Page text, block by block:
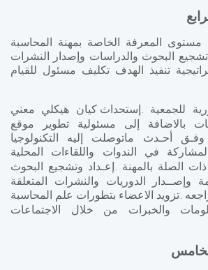
مستوى المعرفة الخاصة بمهنة المحاسبة
البحوث والدراسات وإصدار النشرات
تنفيذ الهدف تكليف مسئول للقيام
للجمعية . إستحداث كيان هيكلي معني
بالاضافة إلى مسئولية تطوير موقع
وفـق أحـدث ماتوصلت إليه التكنولوجيا
في الندوات واللقاءات المحلية
الصلة بالمهنة . إعـداد وتشجيع البحوث
وإصــدار الدوريات والنشرات المتعلقة
.تزويد الاعضاء بتطورات علم المحاسبة
والخبرات من خلال الاجتماعات